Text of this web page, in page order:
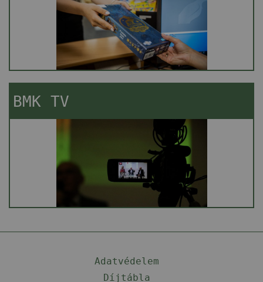
BMK TV
Adatvédelem
Díjtábla